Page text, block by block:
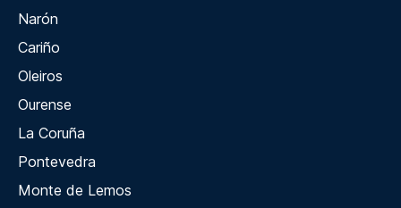
Narón
Cariño
Oleiros
Ourense
La Coruña
Pontevedra
Monte de Lemos